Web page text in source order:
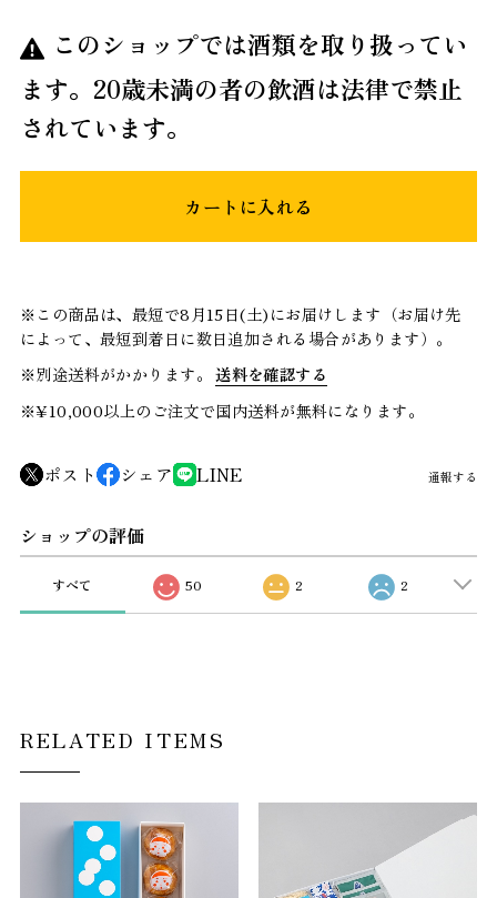
このショップでは酒類を取り扱ってい
ます。20歳未満の者の飲酒は法律で禁止
されています。
カートに入れる
※この商品は、最短で8月15日(土)にお届けします（お届け先
によって、最短到着日に数日追加される場合があります）。
※別途送料がかかります。 送料を確認する
※¥10,000以上のご注文で国内送料が無料になります。
ポスト シェア LINE 通報する
ショップの評価
すべて 50 2 2
RELATED ITEMS